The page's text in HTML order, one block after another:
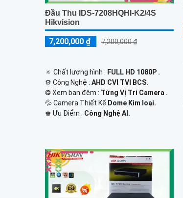
Đầu Thu IDS-7208HQHI-K2/4S
Hikvision
7,200,000 ₫ 7,200,000 ₫
🔅 Chất lượng hình : FULL HD 1080P .
⚙ Công Nghệ : AHD CVI TVI BCS.
❂ Xem ban đêm : Từng Vị Trí Camera .
💦 Camera Thiết Kế Dome Kim loại.
️♚ Ưu Điểm : Công Nghệ AI.